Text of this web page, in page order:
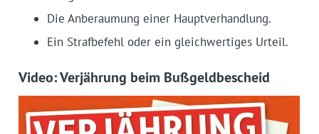
Die Anberaumung einer Hauptverhandlung.
Ein Strafbefehl oder ein gleichwertiges Urteil.
Video: Verjährung beim Bußgeldbescheid